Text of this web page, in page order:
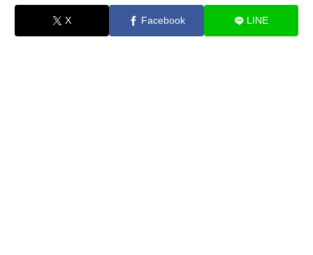
X Facebook LINE